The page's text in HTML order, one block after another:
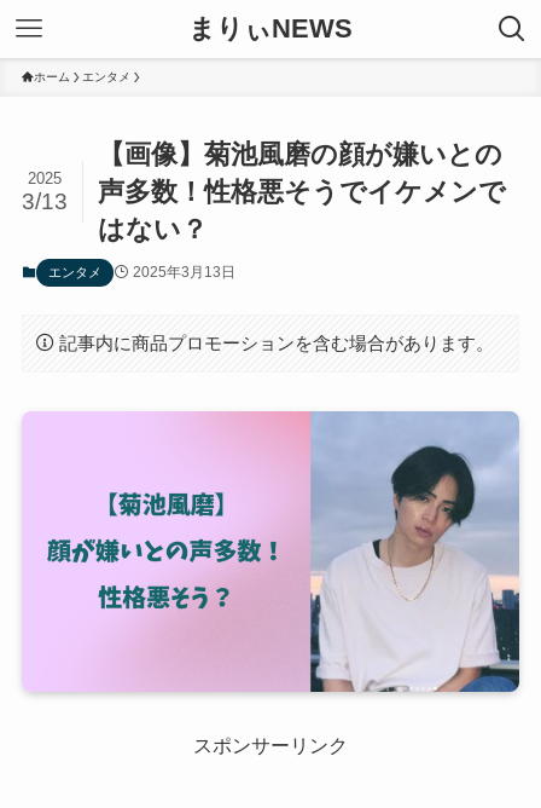
まりぃNEWS
ホーム エンタメ
【画像】菊池風磨の顔が嫌いとの
声多数！性格悪そうでイケメンで
はない？
2025
3/13
エンタメ 2025年3月13日
記事内に商品プロモーションを含む場合があります。
スポンサーリンク